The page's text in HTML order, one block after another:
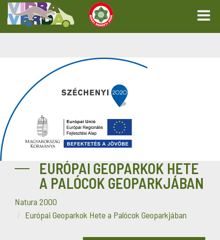
EURÓPAI GEOPARKOK HETE
A PALÓCOK GEOPARKJÁBAN
Natura 2000
Európai Geoparkok Hete a Palócok Geoparkjában